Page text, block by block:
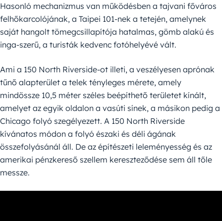
Hasonló mechanizmus van működésben a tajvani főváros
felhőkarcolójának, a Taipei 101-nek a tetején, amelynek
saját hangolt tömegcsillapítója hatalmas, gömb alakú és
inga-szerű, a turisták kedvenc fotóhelyévé vált.
Ami a 150 North Riverside-ot illeti, a veszélyesen aprónak
tűnő alapterület a telek tényleges mérete, amely
mindössze 10,5 méter széles beépíthető területet kínált,
amelyet az egyik oldalon a vasúti sínek, a másikon pedig a
Chicago folyó szegélyezett. A 150 North Riverside
kívánatos módon a folyó északi és déli ágának
összefolyásánál áll. De az építészeti leleményesség és az
amerikai pénzkereső szellem kereszteződése sem áll tőle
messze.